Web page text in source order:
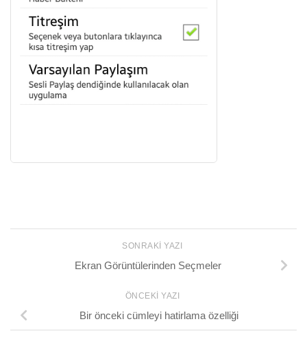
SONRAKI YAZI
Ekran Görüntülerinden Seçmeler
ÖNCEKI YAZI
Bir önceki cümleyi hatirlama özelliği